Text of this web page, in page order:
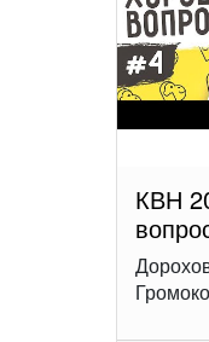
КВН